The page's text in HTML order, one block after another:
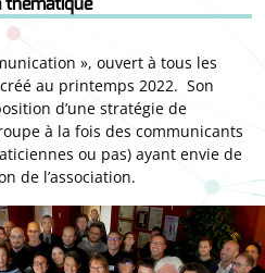
», ouvert à tous les
au printemps 2022. Son
d’une stratégie de
à la fois des communicants
ou pas) ayant envie de
de l’association.